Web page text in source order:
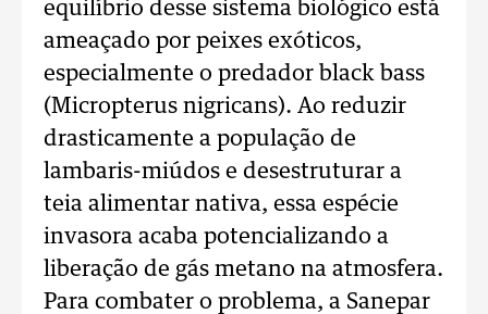
equilíbrio desse sistema biológico está
ameaçado por peixes exóticos,
especialmente o predador black bass
(Micropterus nigricans). Ao reduzir
drasticamente a população de
lambaris-miúdos e desestruturar a
teia alimentar nativa, essa espécie
invasora acaba potencializando a
liberação de gás metano na atmosfera.
Para combater o problema, a Sanepar